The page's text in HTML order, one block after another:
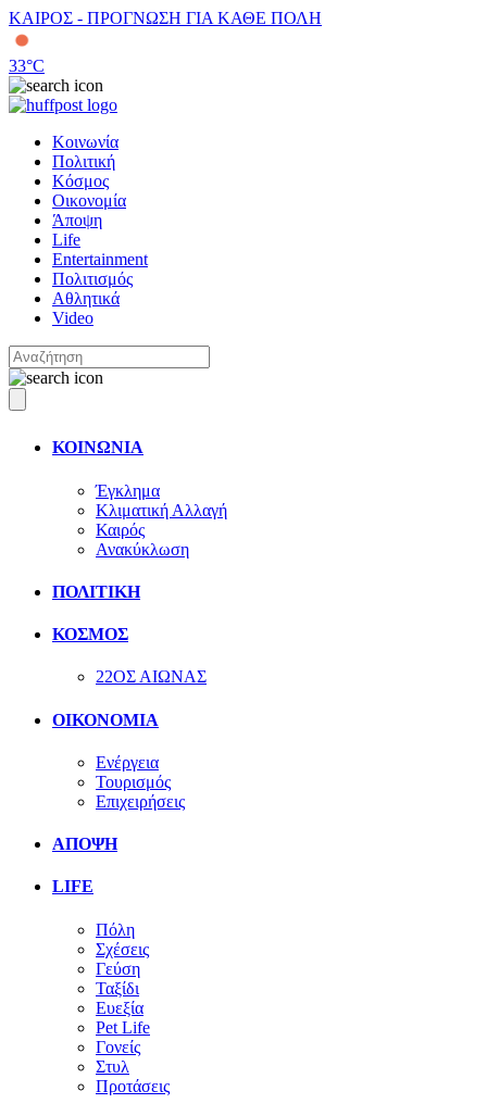
ΚΑΙΡΟΣ - ΠΡΟΓΝΩΣΗ ΓΙΑ ΚΑΘΕ ΠΟΛΗ
33°C
Κοινωνία
Πολιτική
Κόσμος
Οικονομία
Άποψη
Life
Entertainment
Πολιτισμός
Αθλητικά
Video
ΚΟΙΝΩΝΙΑ
Έγκλημα
Κλιματική Αλλαγή
Καιρός
Ανακύκλωση
ΠΟΛΙΤΙΚΗ
ΚΟΣΜΟΣ
22ΟΣ ΑΙΩΝΑΣ
ΟΙΚΟΝΟΜΙΑ
Ενέργεια
Τουρισμός
Επιχειρήσεις
ΑΠΟΨΗ
LIFE
Πόλη
Σχέσεις
Γεύση
Ταξίδι
Ευεξία
Pet Life
Γονείς
Στυλ
Προτάσεις